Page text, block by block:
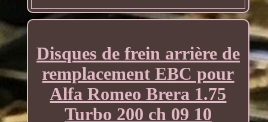
Disques de frein arrière de
remplacement EBC pour
Alfa Romeo Brera 1.75
Turbo 200 ch 09 10